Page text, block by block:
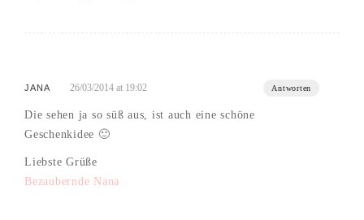
JANA 26/03/2014 at 19:02 Antworten
Die sehen ja so süß aus, ist auch eine schöne
Geschenkidee 🙂
Liebste Grüße
Bezaubernde Nana